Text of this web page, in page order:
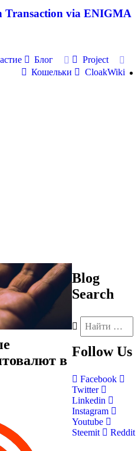
Transaction via ENIGMA
Блог
Project
Кошельки
CloakWiki
в
Blog
Search
Follow Us
Facebook
Twitter
Linkedin
Instagram
Youtube
Steemit
Reddit